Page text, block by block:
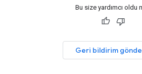
Bu size yardımcı oldu
Geri bildirim